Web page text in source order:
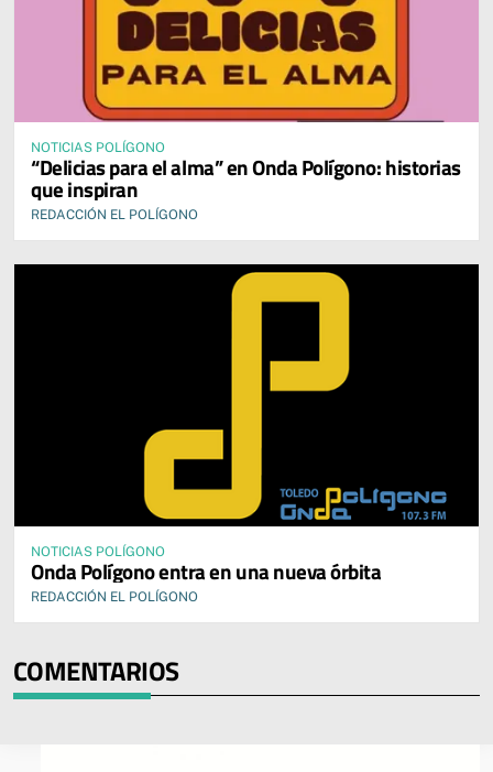
NOTICIAS POLÍGONO
“Delicias para el alma” en Onda Polígono: historias
que inspiran
REDACCIÓN EL POLÍGONO
NOTICIAS POLÍGONO
Onda Polígono entra en una nueva órbita
REDACCIÓN EL POLÍGONO
COMENTARIOS